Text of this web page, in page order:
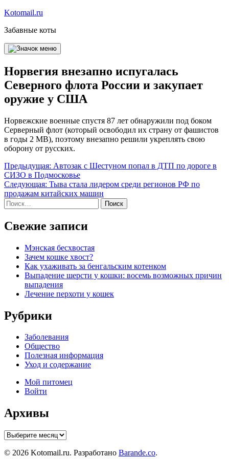
Перейти
содержимому
Kotomail.ru
Забавные коты
Норвегия внезапно испугалась
Северного флота России и закупает
оружие у США
Норвежские военные спустя 87 лет обнаружили под боком
Серверный флот (который освободил их страну от фашистов
в годы 2 МВ), поэтому внезапно решили укреплять свою
оборону от русских.
Навигация
по
записям
Предыдущая: Автозак с Шестуном попал в ДТП по дороге в
СИЗО в Подмосковье
Следующая: Тыва стала лидером среди регионов РФ по
продажам китайских машин
Найти:
Свежие записи
Мэнская бесхвостая
Зачем кошке хвост?
Как ухаживать за бенгальским котенком
Выпадение шерсти у кошки: восемь возможных причин
выпадения
Лечение перхоти у кошек
Рубрики
Заболевания
Общество
Полезная информация
Уход и содержание
Мой питомец
Войти
Архивы
Архивы
© 2026 Kotomail.ru. Разработано Barande.co.